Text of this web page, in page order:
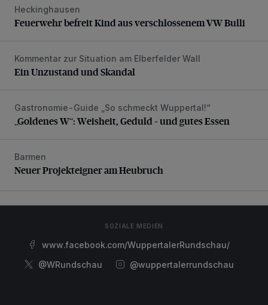
Feuerwehr befreit Kind aus verschlossenem VW Bulli
Heckinghausen
Feuerwehr befreit Kind aus verschlossenem VW Bulli
Ein Unzustand und Skandal
Kommentar zur Situation am Elberfelder Wall
Ein Unzustand und Skandal
„Goldenes W“: Weisheit, Geduld – und gutes Essen
Gastronomie-Guide „So schmeckt Wuppertal!“
„Goldenes W“: Weisheit, Geduld – und gutes Essen
Neuer Projekteigner am Heubruch
Barmen
Neuer Projekteigner am Heubruch
SOZIALE MEDIEN
www.facebook.com/WuppertalerRundschau/
@WRundschau
@wuppertalerrundschau